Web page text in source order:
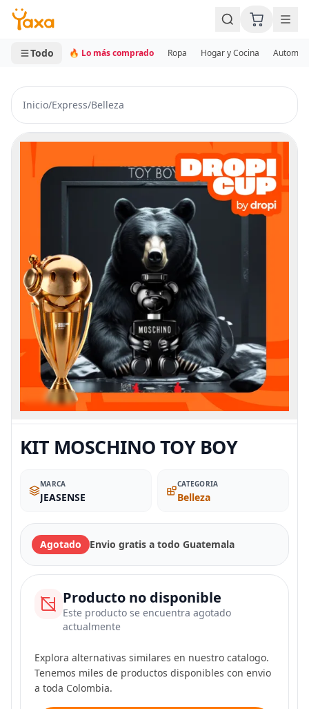
MINI CARRITO
0 productos
Todo 🔥 Lo más comprado Ropa Hogar y Cocina
Inicio/Express/Belleza
KIT MOSCHINO TOY BOY
MARCA
JEASENSE
CATEGORIA
Belleza
Agotado Envio gratis a todo Guatemala
Producto no disponible
Este producto se encuentra agotado
actualmente
Explora alternativas similares en nuestro catalogo.
Tenemos miles de productos disponibles con envio
a toda Colombia.